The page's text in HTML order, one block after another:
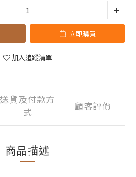
立即購買
加入追蹤清單
送貨及付款方
式
顧客評價
商品描述